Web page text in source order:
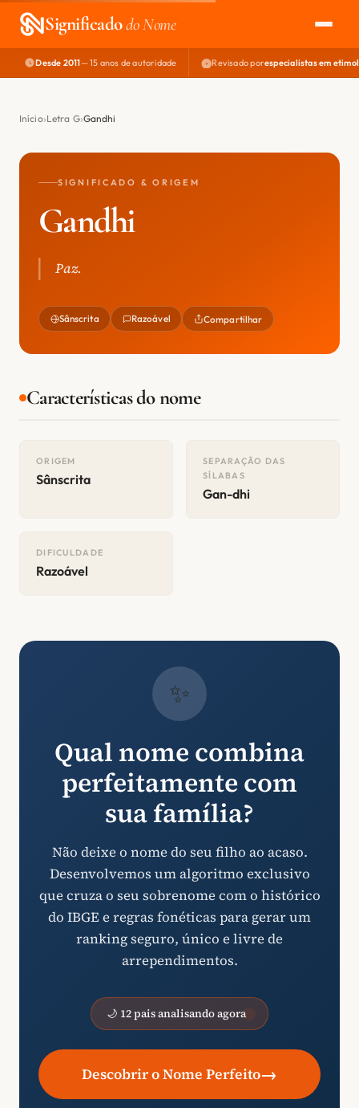
Significadodo Nome
EXPLORAR
NOME PERFEITO
Desde 2011— 15 anos de autoridade Revisado porespecialistas em
Início Letra G Gandhi
SIGNIFICADO & ORIGEM
Gandhi
Paz.
Sânscrita Razoável Compartilhar
Características do nome
ORIGEM
Sânscrita
SEPARAÇÃO DAS
SÍLABAS
Gan-dhi
DIFICULDADE
Razoável
✨
Qual nome combina
perfeitamente com
sua família?
Não deixe o nome do seu filho ao acaso.
Desenvolvemos um algoritmo exclusivo
que cruza o seu sobrenome com o histórico
do IBGE e regras fonéticas para gerar um
ranking seguro, único e livre de
arrependimentos.
🌙 12 pais analisando agora
Descobrir o Nome Perfeito→